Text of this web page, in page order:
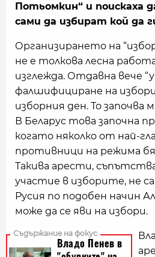
Потьомкин“ и поискаха
сами да избират кой да
Организирането на
не е толкова лесна
изглежда. Отдавна вече
фалшифициране на избори
изборния ден. То започва
В Беларус това започна
когато няколко от най-
противници на режима
Такива арести,
участие в изборите, не
Русия по подобен начин
може да се яви на избори.